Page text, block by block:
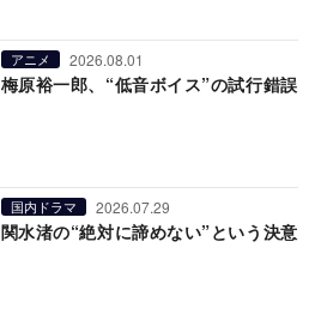
アニメ 2026.08.01
梅原裕一郎、“低音ボイス”の試行錯誤
国内ドラマ 2026.07.29
関水渚の“絶対に諦めない”という決意